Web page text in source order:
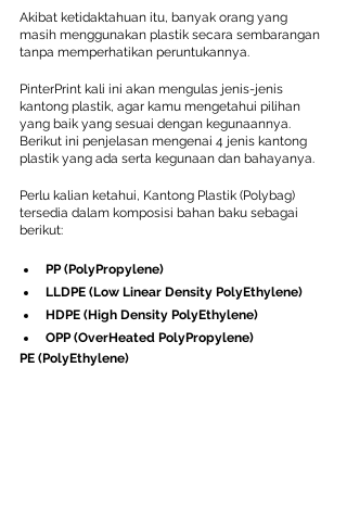
Akibat ketidaktahuan itu, banyak orang yang
masih menggunakan plastik secara sembarangan
tanpa memperhatikan peruntukannya.
PinterPrint kali ini akan mengulas jenis-jenis
kantong plastik, agar kamu mengetahui pilihan
yang baik yang sesuai dengan kegunaannya.
Berikut ini penjelasan mengenai 4 jenis kantong
plastik yang ada serta kegunaan dan bahayanya.
Perlu kalian ketahui, Kantong Plastik (Polybag)
tersedia dalam komposisi bahan baku sebagai
berikut:
PP (PolyPropylene)
LLDPE (Low Linear Density PolyEthylene)
HDPE (High Density PolyEthylene)
OPP (OverHeated PolyPropylene)
PE (PolyEthylene)